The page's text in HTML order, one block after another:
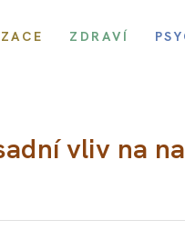
ZDRAVÍ
vliv na